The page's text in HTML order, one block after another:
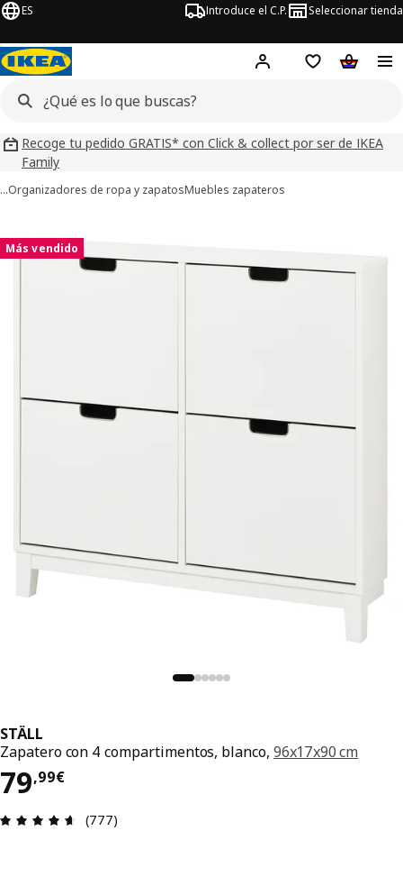
ES Introduce el C.P. Seleccionar tienda
Hej! Iniciar sesión
Lista de deseos
Carrito
Recoge tu pedido GRATIS* con Click & collect por ser de IKEA
Family
…Organizadores de ropa y zapatosMuebles zapateros
Más vendido
STÄLL
Zapatero con 4 compartimentos, blanco, 96x17x90 cm
79,99€
El precio 79,99€
Reseña: 4.6 de 5 estrellas. Revisiones totales:
(777)